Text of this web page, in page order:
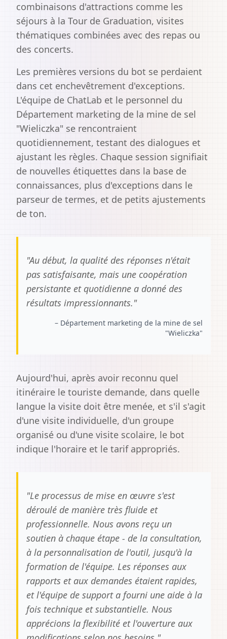
combinaisons d'attractions comme les
séjours à la Tour de Graduation, visites
thématiques combinées avec des repas ou
des concerts.
Les premières versions du bot se perdaient
dans cet enchevêtrement d'exceptions.
L'équipe de ChatLab et le personnel du
Département marketing de la mine de sel
"Wieliczka" se rencontraient
quotidiennement, testant des dialogues et
ajustant les règles. Chaque session signifiait
de nouvelles étiquettes dans la base de
connaissances, plus d'exceptions dans le
parseur de termes, et de petits ajustements
de ton.
"Au début, la qualité des réponses n'était
pas satisfaisante, mais une coopération
persistante et quotidienne a donné des
résultats impressionnants."
– Département marketing de la mine de sel
"Wieliczka"
Aujourd'hui, après avoir reconnu quel
itinéraire le touriste demande, dans quelle
langue la visite doit être menée, et s'il s'agit
d'une visite individuelle, d'un groupe
organisé ou d'une visite scolaire, le bot
indique l'horaire et le tarif appropriés.
"Le processus de mise en œuvre s'est
déroulé de manière très fluide et
professionnelle. Nous avons reçu un
soutien à chaque étape - de la consultation,
à la personnalisation de l'outil, jusqu'à la
formation de l'équipe. Les réponses aux
rapports et aux demandes étaient rapides,
et l'équipe de support a fourni une aide à la
fois technique et substantielle. Nous
apprécions la flexibilité et l'ouverture aux